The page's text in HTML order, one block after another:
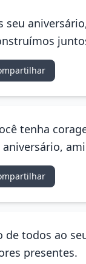
tenha
de todos ao
presentes.